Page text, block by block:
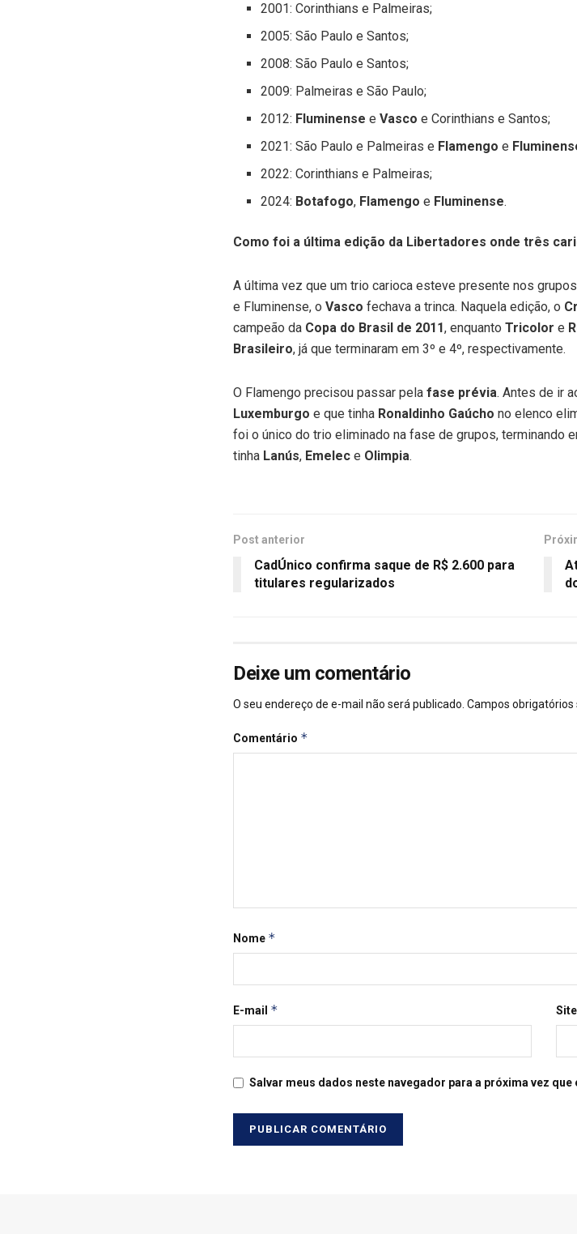
2001: Corinthians e Palmeiras;
2005: São Paulo e Santos;
2008: São Paulo e Santos;
2009: Palmeiras e São Paulo;
2012: Fluminense eVasco e Corinthians e Santos;
2021: São Paulo e Palmeiras e Flamengo e
2022: Corinthians e Palmeiras;
2024: Botafogo, Flamengo e Fluminense.
Como foi a última edição da Libertadores onde três
A última vez que um trio carioca esteve presente nos
e Fluminense, o Vasco fechava a trinca. Naquela edição, o
campeão da Copa do Brasil de 2011, enquanto Tricolor e
Brasileiro, já que terminaram em 3º e 4º, respectivamente.
O Flamengo precisou passar pela fase prévia. Antes de ir
Luxemburgo e que tinha Ronaldinho Gaúcho no elenco
foi o único do trio eliminado na fase de grupos, terminando
tinha Lanús, Emelec e Olimpia.
Post anterior
CadÚnico confirma saque de R$ 2.600 para
titulares regularizados
Deixe um comentário
O seu endereço de e-mail não será publicado. Campos
Comentário *
Nome *
E-mail * Site
Salvar meus dados neste navegador para a próxima vez que